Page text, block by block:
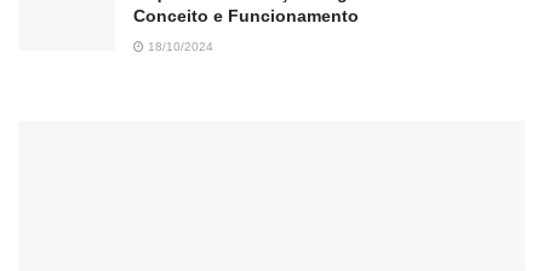
Conceito e Funcionamento
18/10/2024